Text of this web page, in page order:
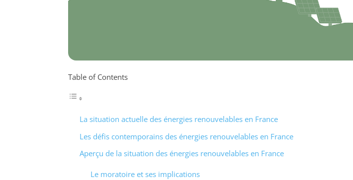
Table of Contents
La situation actuelle des énergies renouvelables en France
Les défis contemporains des énergies renouvelables en France
Aperçu de la situation des énergies renouvelables en France
Le moratoire et ses implications